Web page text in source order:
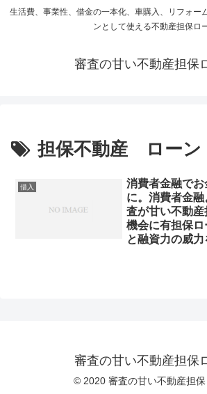
生活費、事業性、借金の一本化、車購入、リフォー
ンとして使える不動産担保ロ
審査の甘い不動産担保
担保不動産 ローン
借入
消費者金融で
に。消費者金
査が甘い不動
機会に有担保
と融資力の威力
審査の甘い不動産担保
© 2020 審査の甘い不動産担保